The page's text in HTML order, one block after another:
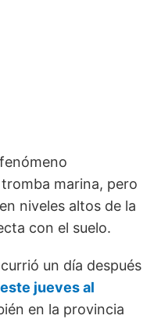
marina, pero
niveles altos de la
con el suelo.
un día después
jueves al
en la provincia